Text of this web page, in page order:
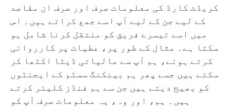
کریڈٹ کارڈ کی معلومات صرف اور صرف ان مقاصد
کے لیے جن کے لیے آپ اسے جمع کراتے ہیں۔ اس
میں اسے تیسرے فریق کو منتقل کرنا شامل ہو
سکتا ہے۔ مثال کے طور پر، عطیات پر کارروائی
کرتے ہوئے، ہم آپ سے مالیاتی ڈیٹا اکٹھا کر
سکتے ہیں جسے پھر ہم بینکنگ سسٹم کے ایجنٹوں
کو بھیج دیتے ہیں جن سے ہم فنڈز کلیئر کرتے
ہیں۔ ہم، اور وہ، یہ معلومات صرف آپ کو